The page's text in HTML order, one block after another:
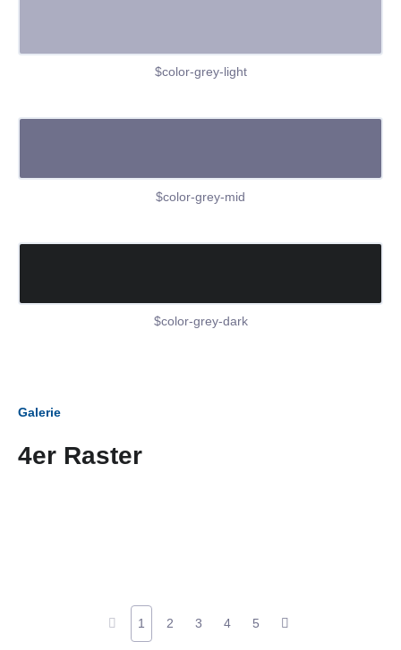
$color-grey-light
$color-grey-mid
$color-grey-dark
Galerie
4er Raster
1 2 3 4 5